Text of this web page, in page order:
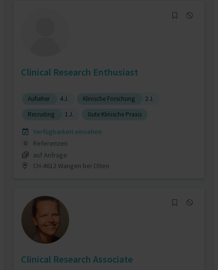
Clinical Research Enthusiast
Aufseher 4 J. Klinische Forschung
2 J.
Recruiting
1 J. Gute Klinische Praxis
Verfügbarkeit einsehen
0
Referenzen
auf Anfrage
CH-4612 Wangen bei Olten
Clinical Research Associate